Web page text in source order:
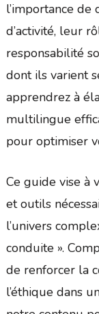
l’importance de
d’activité, leur
responsabilité
dont ils varient
apprendrez à
multilingue
pour optimiser
Ce guide vise à
et outils
l’univers
conduite ».
de renforcer la
l’éthique dans